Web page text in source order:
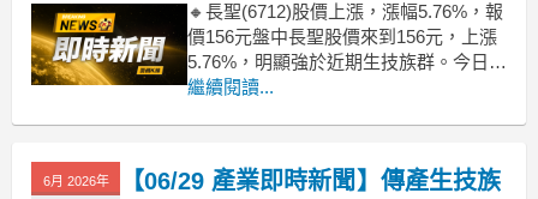
🔸長聖(6712)股價上漲，漲幅5.76%，報
價156元盤中長聖股價來到156元，上漲
5.76%，明顯強於近期生技族群。今日買
盤主軸集中在CAR-T抗癌新藥CAR001
效驗證，解讀為研發程序邁入新階段，
提升未來國際授權與
繼續閱讀...
6月 2026年
【06/29 產業即時新聞】傳產生技族